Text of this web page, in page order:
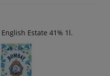
Estate 41% 1l.